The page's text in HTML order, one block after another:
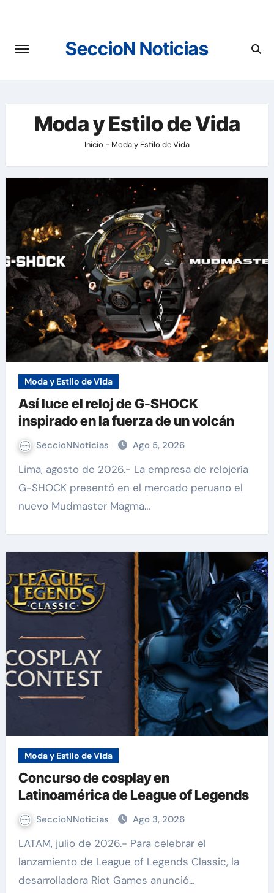
contenido
SeccioN Noticias
Moda y Estilo de Vida
Inicio - Moda y Estilo de Vida
Moda y Estilo de Vida
Así luce el reloj de G-SHOCK
inspirado en la fuerza de un volcán
SeccioNNoticias Ago 5, 2026
Lima, agosto de 2026.- La empresa de relojería
G-SHOCK presentó en el mercado peruano el
nuevo Mudmaster Magma…
Moda y Estilo de Vida
Concurso de cosplay en
Latinoamérica de League of Legends
SeccioNNoticias Ago 3, 2026
LATAM, julio de 2026.- Para celebrar el
lanzamiento de League of Legends Classic, la
desarrolladora Riot Games anunció…